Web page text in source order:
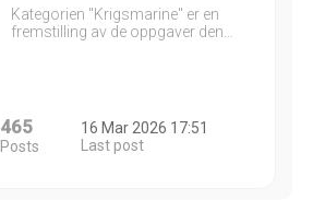
Kategorien "Krigsmarine" er en
fremstilling av de oppgaver den…
465
Posts
16 Mar 2026 17:51
Last post